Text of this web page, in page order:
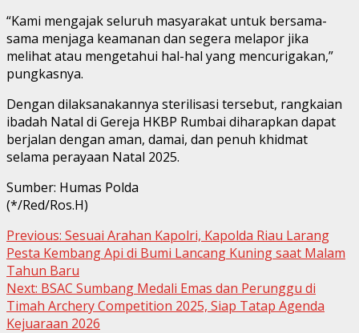
“Kami mengajak seluruh masyarakat untuk bersama-
sama menjaga keamanan dan segera melapor jika
melihat atau mengetahui hal-hal yang mencurigakan,”
pungkasnya.
Dengan dilaksanakannya sterilisasi tersebut, rangkaian
ibadah Natal di Gereja HKBP Rumbai diharapkan dapat
berjalan dengan aman, damai, dan penuh khidmat
selama perayaan Natal 2025.
Sumber: Humas Polda
(*/Red/Ros.H)
Continue
Reading
Previous: Sesuai Arahan Kapolri, Kapolda Riau Larang
Pesta Kembang Api di Bumi Lancang Kuning saat Malam
Tahun Baru
Next: BSAC Sumbang Medali Emas dan Perunggu di
Timah Archery Competition 2025, Siap Tatap Agenda
Kejuaraan 2026